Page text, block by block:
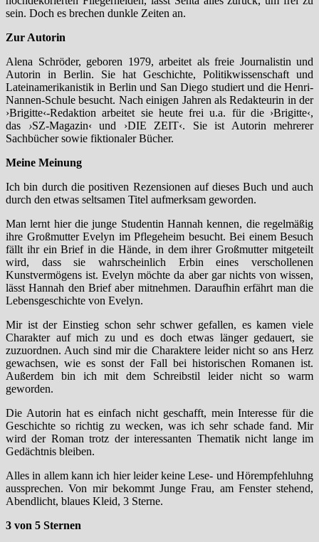
sein. Doch es brechen dunkle Zeiten an.
Zur Autorin
Alena Schröder, geboren 1979, arbeitet als freie Journalistin und
Autorin in Berlin. Sie hat Geschichte, Politikwissenschaft und
Lateinamerikanistik in Berlin und San Diego studiert und die Henri-
Nannen-Schule besucht. Nach einigen Jahren als Redakteurin in der
›Brigitte‹-Redaktion arbeitet sie heute frei u.a. für die ›Brigitte‹,
das ›SZ-Magazin‹ und ›DIE ZEIT‹. Sie ist Autorin mehrerer
Sachbücher sowie fiktionaler Bücher.
Meine Meinung
Ich bin durch die positiven Rezensionen auf dieses Buch und auch
durch den etwas seltsamen Titel aufmerksam geworden.
Man lernt hier die junge Studentin Hannah kennen, die regelmäßig
ihre Großmutter Evelyn im Pflegeheim besucht. Bei einem Besuch
fällt ihr ein Brief in die Hände, in dem ihrer Großmutter mitgeteilt
wird, dass sie wahrscheinlich Erbin eines verschollenen
Kunstvermögens ist. Evelyn möchte da aber gar nichts von wissen,
lässt Hannah den Brief aber mitnehmen. Daraufhin erfährt man die
Lebensgeschichte von Evelyn.
Mir ist der Einstieg schon sehr schwer gefallen, es kamen viele
Charakter auf mich zu und es doch etwas länger gedauert, sie
zuzuordnen. Auch sind mir die Charaktere leider nicht so ans Herz
gewachsen, wie es sonst der Fall bei historischen Romanen ist.
Außerdem bin ich mit dem Schreibstil leider nicht so warm
geworden.
Die Autorin hat es einfach nicht geschafft, mein Interesse für die
Geschichte so richtig zu wecken, was ich sehr schade fand. Mir
wird der Roman trotz der interessanten Thematik nicht lange im
Gedächtnis bleiben.
Alles in allem kann ich hier leider keine Lese- und Hörempfehluhng
aussprechen. Von mir bekommt Junge Frau, am Fenster stehend,
Abendlicht, blaues Kleid, 3 Sterne.
3 von 5 Sternen